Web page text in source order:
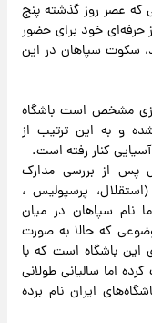
عصر روز گذشته پنج
خود برای حضور
سکوت سپاهان در این
مشخص است باشگاه
و به این ترتیب از
کنار رفته است.
پس از بررسی مدارک
پرسپولیس ،
نام سپاهان در میان
که حالا به صورت
باشگاه است که با
اما سالیانی طولانی
ایران نام برده